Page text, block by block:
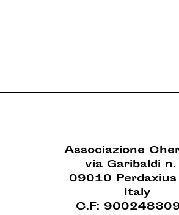
Associazione
via Garibaldi
09010 Perdaxius
Italy
C.F: